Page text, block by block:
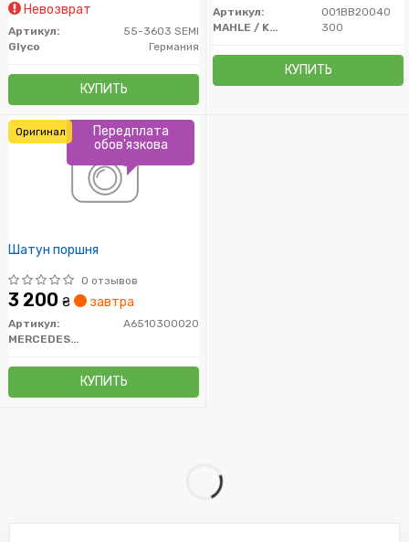
Невозврат
Артикул:
55-3603 SEMI
Glyco
Германия
КУПИТЬ
Артикул:
001BB20040
300
MAHLE / KNECHT
КУПИТЬ
Шатун поршня
0 отзывов
3 200 ₴ завтра
Артикул:
A6510300020
MERCEDES-BENZ
КУПИТЬ
Передплата
обов'язкова
Оригинал